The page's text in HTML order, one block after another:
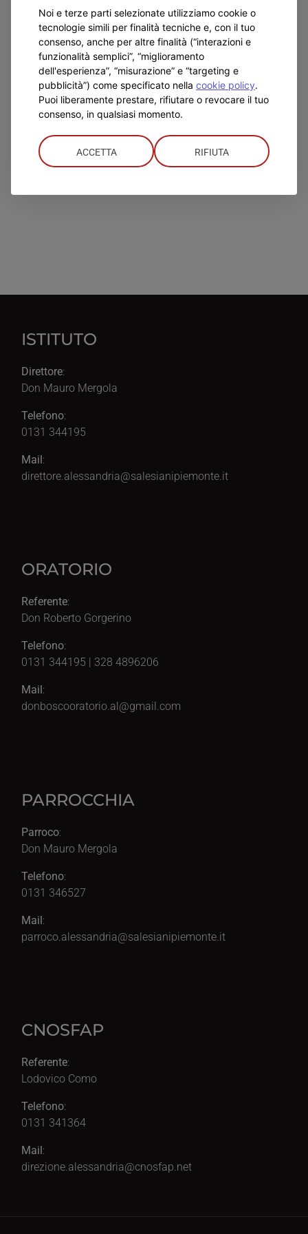
tra
laici
che
diventa
missione
tra
giovani
ISTITUTO
Direttore:
Don Mauro Mergola
Telefono:
0131 344195
Mail:
direttore.alessandria@salesianipiemonte.it
ORATORIO
Referente:
Don Roberto Gorgerino
Telefono:
0131 344195 | 328 4896206
Mail:
donboscooratorio.al@gmail.com
PARROCCHIA
Parroco:
Don Mauro Mergola
Telefono:
0131 346527
Mail:
parroco.alessandria@salesianipiemonte.it
CNOSFAP
Referente:
Lodovico Como
Telefono:
0131 341364
Mail:
direzione.alessandria@cnosfap.net
Noi e terze parti selezionate utilizziamo cookie o
tecnologie simili per finalità tecniche e, con il tuo
consenso, anche per altre finalità (“interazioni e
funzionalità semplici”, “miglioramento
dell'esperienza”, “misurazione” e “targeting e
pubblicità”) come specificato nella cookie policy.
Puoi liberamente prestare, rifiutare o revocare il tuo
consenso, in qualsiasi momento.
ACCETTA RIFIUTA